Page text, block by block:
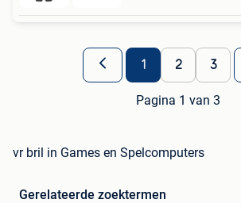
1 2 3
Pagina 1 van 3
vr bril in Games en Spelcomputers
Gerelateerde zoektermen